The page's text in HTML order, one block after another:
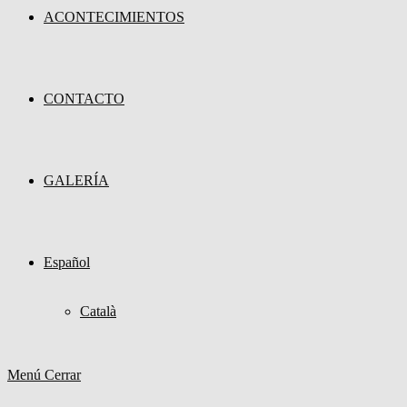
ACONTECIMIENTOS
CONTACTO
GALERÍA
Español
Català
Menú Cerrar